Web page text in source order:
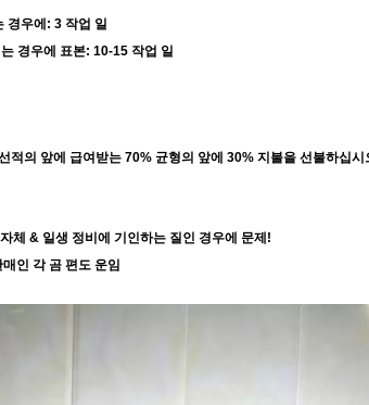
경우에: 3 작업 일
경우에 표본: 10-15 작업 일
적의 앞에 급여받는 70% 균형의 앞에 30% 지불을 선불하십시
체 & 일생 정비에 기인하는 질인 경우에 문제!
인 각 곰 편도 운임